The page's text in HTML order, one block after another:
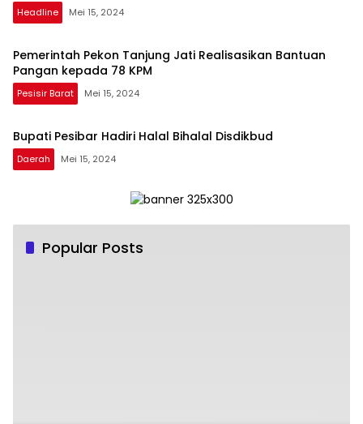
Headline Mei 15, 2024
Pemerintah Pekon Tanjung Jati Realisasikan Bantuan
Pangan kepada 78 KPM
Pesisir Barat Mei 15, 2024
Bupati Pesibar Hadiri Halal Bihalal Disdikbud
Daerah Mei 15, 2024
Popular Posts